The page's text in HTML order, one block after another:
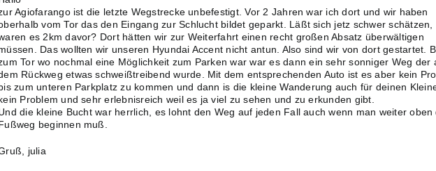
Agiofarango ist die letzte Wegstrecke unbefestigt. Vor 2 Jahren war ich dort und wir haben
vom Tor das den Eingang zur Schlucht bildet geparkt. Läßt sich jetz schwer schätzen,
es 2km davor? Dort hätten wir zur Weiterfahrt einen recht großen Absatz überwältigen
Das wollten wir unseren Hyundai Accent nicht antun. Also sind wir von dort gestartet.
Tor wo nochmal eine Möglichkeit zum Parken war war es dann ein sehr sonniger Weg der
Rückweg etwas schweißtreibend wurde. Mit dem entsprechenden Auto ist es aber kein
zum unteren Parkplatz zu kommen und dann is die kleine Wanderung auch für deinen
Problem und sehr erlebnisreich weil es ja viel zu sehen und zu erkunden gibt.
die kleine Bucht war herrlich, es lohnt den Weg auf jeden Fall auch wenn man weiter oben
beginnen muß.
julia